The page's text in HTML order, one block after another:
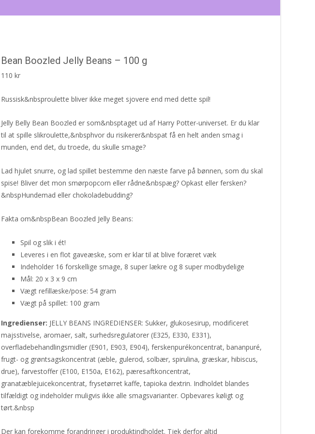
Bean Boozled Jelly Beans – 100 g
110 kr
Russisk&nbsproulette bliver ikke meget sjovere end med dette spil!
Jelly Belly Bean Boozled er som&nbsptaget ud af Harry Potter-universet. Er du klar
til at spille slikroulette,&nbsphvor du risikerer&nbspat få en helt anden smag i
munden, end det, du troede, du skulle smage?
Lad hjulet snurre, og lad spillet bestemme den næste farve på bønnen, som du skal
spise! Bliver det mon smørpopcorn eller rådne&nbspæg? Opkast eller fersken?
&nbspHundemad eller chokoladebudding?
Fakta om&nbspBean Boozled Jelly Beans:
Spil og slik i ét!
Leveres i en flot gaveæske, som er klar til at blive foræret væk
Indeholder 16 forskellige smage, 8 super lækre og 8 super modbydelige
Mål: 20 x 3 x 9 cm
Vægt refillæske/pose: 54 gram
Vægt på spillet: 100 gram
Ingredienser: JELLY BEANS INGREDIENSER: Sukker, glukosesirup, modificeret
majsstivelse, aromaer, salt, surhedsregulatorer (E325, E330, E331),
overfladebehandlingsmidler (E901, E903, E904), ferskenpurékoncentrat, bananpuré,
frugt- og grøntsagskoncentrat (æble, gulerod, solbær, spirulina, græskar, hibiscus,
drue), farvestoffer (E100, E150a, E162), pæresaftkoncentrat,
granatæblejuicekoncentrat, frysetørret kaffe, tapioka dextrin. Indholdet blandes
tilfældigt og indeholder muligvis ikke alle smagsvarianter. Opbevares køligt og
tørt.&nbsp
Der kan forekomme forandringer i produktindholdet. Tjek derfor altid